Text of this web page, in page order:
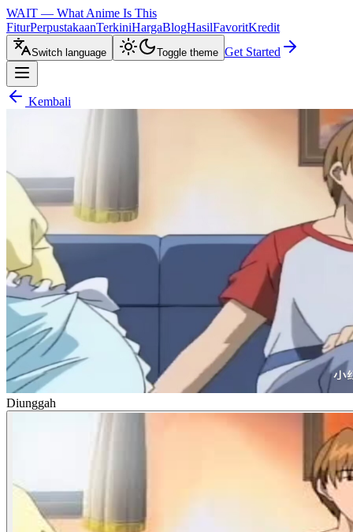
WAIT — What Anime Is This
FiturPerpustakaanTerkiniHargaBlogHasilFavoritKredit
Switch language Toggle theme Get Started
Kembali
Diunggah